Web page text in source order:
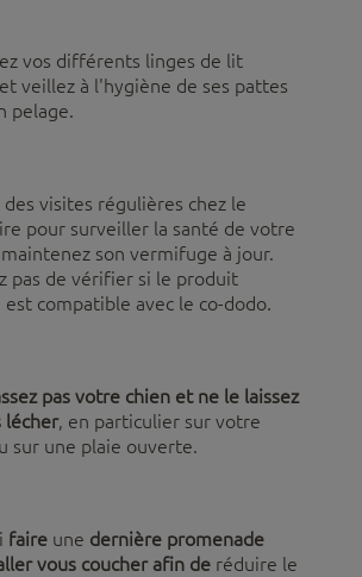
vos différents linges de lit
veillez à l'hygiène de ses pattes
pelage.
des visites régulières chez le
pour surveiller la santé de votre
son vermifuge à jour.
pas de vérifier si le produit
est compatible avec le co-dodo.
pas votre chien et ne le laissez
lécher, en particulier sur votre
sur une plaie ouverte.
faire une dernière promenade
vous coucher afin de réduire le